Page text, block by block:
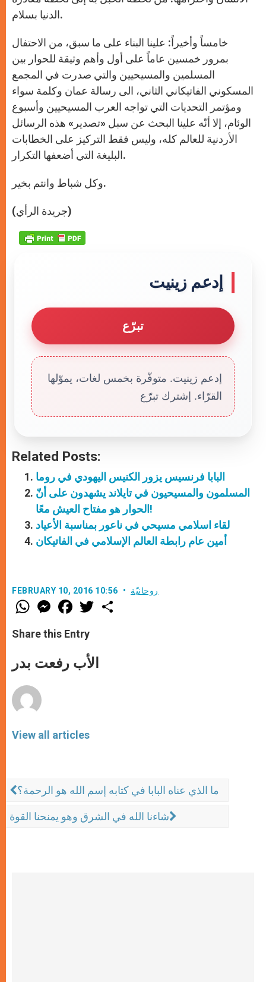
الدنيا بسلام.
خامساً وأخيراً: علينا البناء على ما سبق، من الاحتفال
بمرور خمسين عاماً على أول وأهم وثيقة للحوار بين
المسلمين والمسيحيين والتي صدرت في المجمع
المسكوني الفاتيكاني الثاني، الى رسالة عمان وكلمة سواء
ومؤتمر التحديات التي تواجه العرب المسيحيين وأسبوع
الوئام، إلا أنّه علينا البحث عن سبل «تصدير» هذه الرسائل
الأردنية للعالم كله، وليس فقط التركيز على الخطابات
البليغة التي أضعفها التكرار.
وكل شباط وانتم بخير.
(جريدة الرأي)
إدعم زينيت
تبرّع
إدعم زينيت. متوفّرة بخمس لغات، يموّلها
القرّاء. إشترك تبرّع
Related Posts:
البابا فرنسيس يزور الكنيس اليهودي في روما
المسلمون والمسيحيون في تايلاند يشهدون على أنّ
الحوار هو مفتاح العيش معًا!
لقاء اسلامي مسيحي في ناعور بمناسبة الأعياد
أمين عام رابطة العالم الإسلامي في الفاتيكان
FEBRUARY 10, 2016 10:56 روحانيّة
W
h
t
s
p
M
e
s
e
g
e
F
a
e
b
k
w
r
Share this Entry
الأب رفعت بدر
View all articles
ما الذي عناه البابا في كتابه إسم الله هو الرحمة؟
شاءنا الله في الشرق وهو يمنحنا القوة